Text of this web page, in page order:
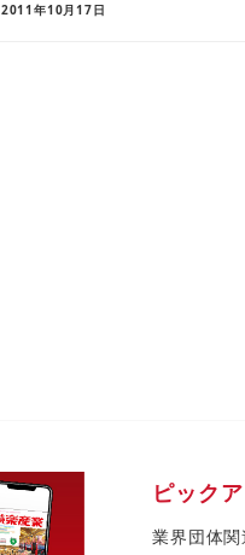
2011年10月17日
ピック
業界団体関